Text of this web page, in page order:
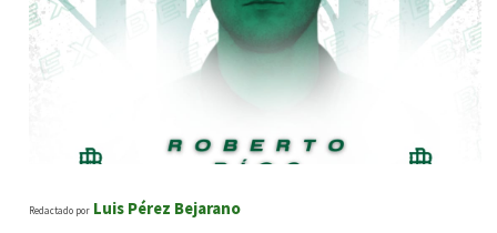
Redactado por Luis Pérez Bejarano